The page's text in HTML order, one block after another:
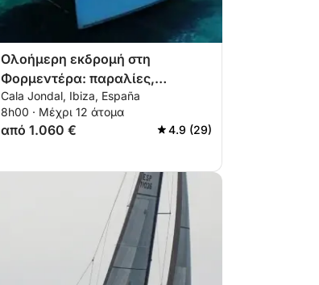
Ολοήμερη εκδρομή στη
Φορμεντέρα: παραλίες,
ελευθερία και κρυστάλλινα
νερά
Cala Jondal, Ibiza, España
8h00 · Μέχρι 12 άτομα
από 1.060 € 4.9 (29)